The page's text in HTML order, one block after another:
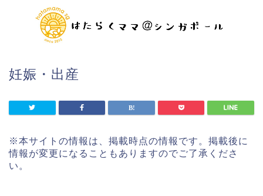
妊娠・出産
※本サイトの情報は、掲載時点の情報です。掲載後に
情報が変更になることもありますのでご了承くださ
い。